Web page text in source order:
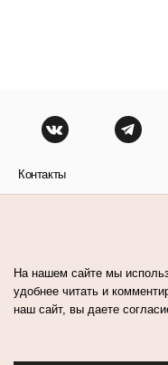
Контакты
На нашем сайте мы
удобнее читать и
наш сайт, вы даете